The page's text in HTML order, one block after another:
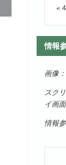
«
情報
画像
スク
イ画
情報